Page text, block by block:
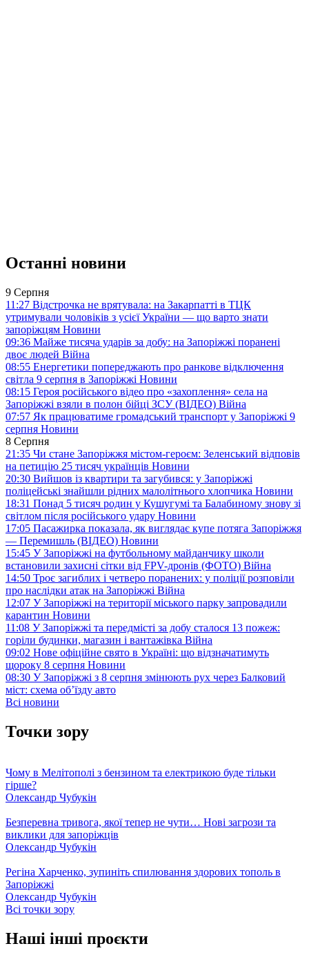
Останні новини
9 Серпня
11:27 Відстрочка не врятувала: на Закарпатті в ТЦК
утримували чоловіків з усієї України — що варто знати
запоріжцям Новини
09:36 Майже тисяча ударів за добу: на Запоріжжі поранені
двоє людей Війна
08:55 Енергетики попереджають про ранкове відключення
світла 9 серпня в Запоріжжі Новини
08:15 Героя російського відео про «захоплення» села на
Запоріжжі взяли в полон бійці ЗСУ (ВІДЕО) Війна
07:57 Як працюватиме громадський транспорт у Запоріжжі 9
серпня Новини
8 Серпня
21:35 Чи стане Запоріжжя містом-героєм: Зеленський відповів
на петицію 25 тисяч українців Новини
20:30 Вийшов із квартири та загубився: у Запоріжжі
поліцейські знайшли рідних малолітнього хлопчика Новини
18:31 Понад 5 тисяч родин у Кушугумі та Балабиному знову зі
світлом після російського удару Новини
17:05 Пасажирка показала, як виглядає купе потяга Запоріжжя
— Перемишль (ВІДЕО) Новини
15:45 У Запоріжжі на футбольному майданчику школи
встановили захисні сітки від FPV-дронів (ФОТО) Війна
14:50 Троє загиблих і четверо поранених: у поліції розповіли
про наслідки атак на Запоріжжі Війна
12:07 У Запоріжжі на території міського парку запровадили
карантин Новини
11:08 У Запоріжжі та передмісті за добу сталося 13 пожеж:
горіли будинки, магазин і вантажівка Війна
09:02 Нове офіційне свято в Україні: що відзначатимуть
щороку 8 серпня Новини
08:30 У Запоріжжі з 8 серпня змінюють рух через Балковий
міст: схема об’їзду авто
Всі новини
Точки зору
Чому в Мелітополі з бензином та електрикою буде тільки
гірше?
Олександр Чубукін
Безперевна тривога, якої тепер не чути… Нові загрози та
виклики для запоріжців
Олександр Чубукін
Регіна Харченко, зупиніть спилювання здорових тополь в
Запоріжжі
Олександр Чубукін
Всі точки зору
Наші інші проєкти